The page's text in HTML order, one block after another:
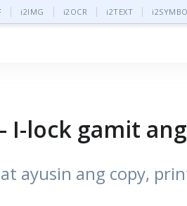
i2IMG i2OCR i2TEXT
I-lock gamit
ayusin ang copy,